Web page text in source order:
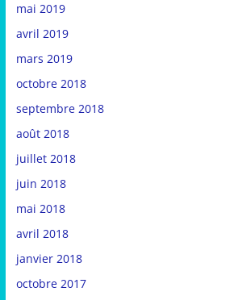
mai 2019
avril 2019
mars 2019
octobre 2018
septembre 2018
août 2018
juillet 2018
juin 2018
mai 2018
avril 2018
janvier 2018
octobre 2017